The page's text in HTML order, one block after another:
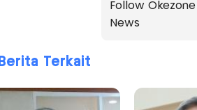
Follow
News
Berita Terkait